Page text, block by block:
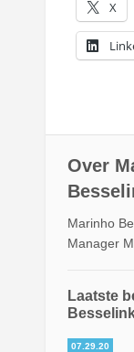
X
Over
Marinho
Manager
Laatste
07.29.20